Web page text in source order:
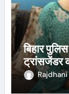
बिहार
ट्रांसजेंडर